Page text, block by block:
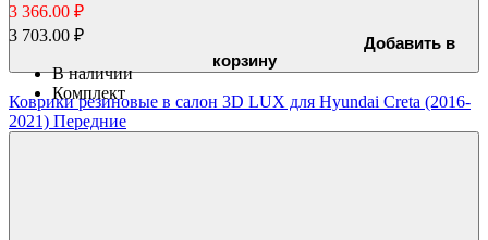
Добавить в
корзину
Коврики резиновые в салон 3D LUX для Hyundai Creta (2016-
2021) Передние
3 366.00 ₽
3 703.00 ₽
В наличии
Комплект